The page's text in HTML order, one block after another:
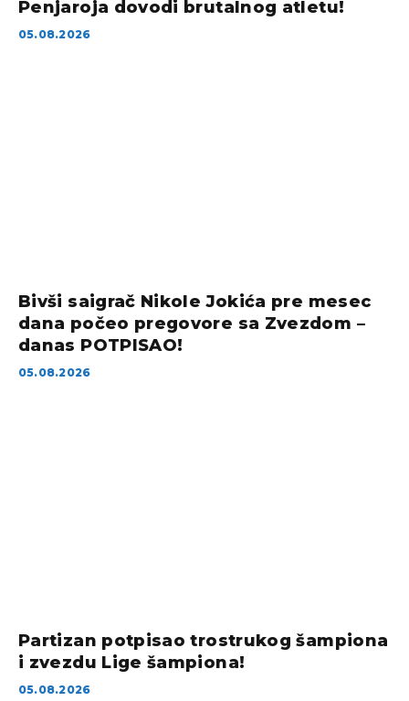
Penjaroja dovodi brutalnog atletu!
05.08.2026
Bivši saigrač Nikole Jokića pre mesec
dana počeo pregovore sa Zvezdom –
danas POTPISAO!
05.08.2026
Partizan potpisao trostrukog šampiona
i zvezdu Lige šampiona!
05.08.2026